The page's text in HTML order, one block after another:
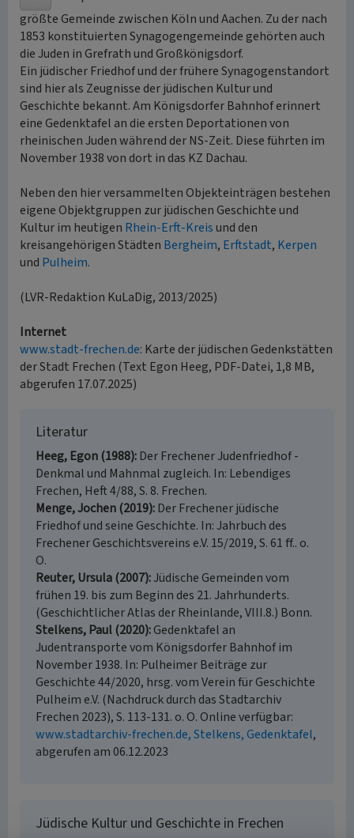
größte Gemeinde zwischen Köln und Aachen. Zu der nach
1853 konstituierten Synagogengemeinde gehörten auch
die Juden in Grefrath und Großkönigsdorf.
Ein jüdischer Friedhof und der frühere Synagogenstandort
sind hier als Zeugnisse der jüdischen Kultur und
Geschichte bekannt. Am Königsdorfer Bahnhof erinnert
eine Gedenktafel an die ersten Deportationen von
rheinischen Juden während der NS-Zeit. Diese führten im
November 1938 von dort in das KZ Dachau.
Neben den hier versammelten Objekteinträgen bestehen
eigene Objektgruppen zur jüdischen Geschichte und
Kultur im heutigen Rhein-Erft-Kreisund den
kreisangehörigen Städten Bergheim, Erftstadt, Kerpen
und Pulheim.
(LVR-Redaktion KuLaDig, 2013/2025)
Internet
www.stadt-frechen.de: Karte der jüdischen Gedenkstätten
der Stadt Frechen (Text Egon Heeg, PDF-Datei, 1,8 MB,
abgerufen 17.07.2025)
Literatur
Heeg, Egon (1988) Der Frechener Judenfriedhof -
Denkmal und Mahnmal zugleich. In: Lebendiges
Frechen, Heft 4/88, S. 8. Frechen.
Menge, Jochen (2019) Der Frechener jüdische
Friedhof und seine Geschichte. In: Jahrbuch des
Frechener Geschichtsvereins e.V. 15/2019, S. 61 ff.. o.
O.
Reuter, Ursula (2007) Jüdische Gemeinden vom
frühen 19. bis zum Beginn des 21. Jahrhunderts.
(Geschichtlicher Atlas der Rheinlande, VIII.8.) Bonn.
Stelkens, Paul (2020) Gedenktafel an
Judentransporte vom Königsdorfer Bahnhof im
November 1938. In: Pulheimer Beiträge zur
Geschichte 44/2020, hrsg. vom Verein für Geschichte
Pulheim e.V. (Nachdruck durch das Stadtarchiv
Frechen 2023), S. 113-131. o. O. Online verfügbar:
www.stadtarchiv-frechen.de, Stelkens, Gedenktafel,
abgerufen am 06.12.2023
Jüdische Kultur und Geschichte in Frechen